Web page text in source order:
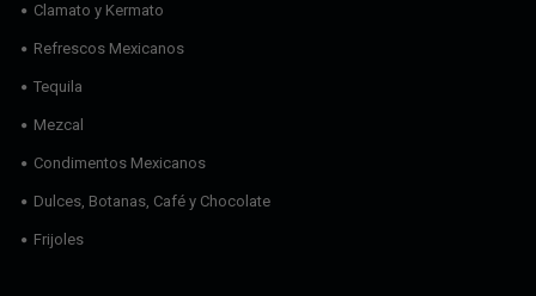
Clamato y Kermato
Refrescos Mexicanos
Tequila
Mezcal
Condimentos Mexicanos
Dulces, Botanas, Café y Chocolate
Frijoles